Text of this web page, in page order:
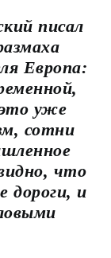
писал
Европа:
уже
сотни
что
дороги, и